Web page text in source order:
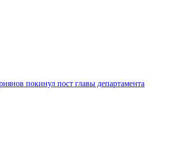
покинул пост главы департамента